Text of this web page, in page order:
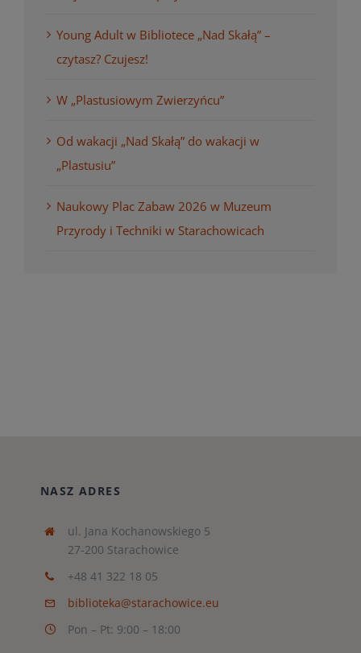
Young Adult w Bibliotece „Nad Skałą” –
czytasz? Czujesz!
W „Plastusiowym Zwierzyńcu”
Od wakacji „Nad Skałą” do wakacji w
„Plastusiu”
Naukowy Plac Zabaw 2026 w Muzeum
Przyrody i Techniki w Starachowicach
NASZ ADRES
ul. Jana Kochanowskiego 5
27-200 Starachowice
+48 41 322 18 05
biblioteka@starachowice.eu
Pon – Pt: 9:00 – 18:00